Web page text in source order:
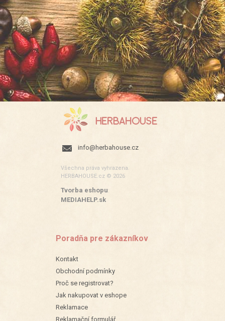
info@herbahouse.cz
Všechna práva vyhrazena.
HERBAHOUSE.cz © 2026
Tvorba eshopu:
MEDIAHELP.sk
Poradňa pre zákazníkov
Kontakt
Obchodní podmínky
Proč se registrovat?
Jak nakupovat v eshope
Reklamace
Reklamační formulář